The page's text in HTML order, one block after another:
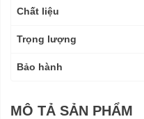
Chất liệu
Trọng lượng
Bảo hành
MÔ TẢ SẢN PHẨM